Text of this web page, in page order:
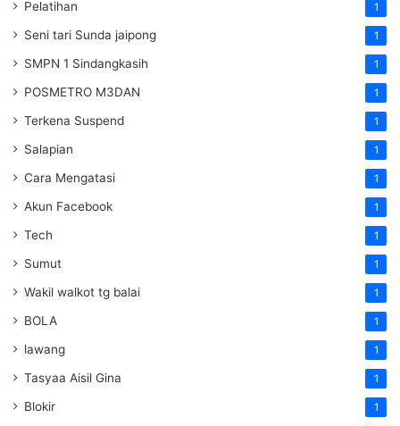
Pelatihan 1
Seni tari Sunda jaipong 1
SMPN 1 Sindangkasih 1
POSMETRO M3DAN 1
Terkena Suspend 1
Salapian 1
Cara Mengatasi 1
Akun Facebook 1
Tech 1
Sumut 1
Wakil walkot tg balai 1
BOLA 1
lawang 1
Tasyaa Aisil Gina 1
Blokir 1